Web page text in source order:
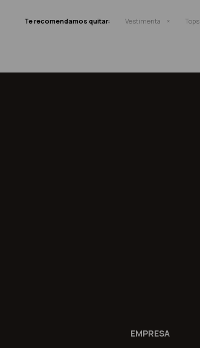
Te recomendamos quitar: Vestimenta Tops
EMPRESA